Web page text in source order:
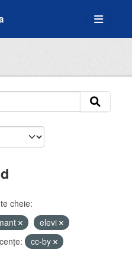
cheie:
elevi
cc-by